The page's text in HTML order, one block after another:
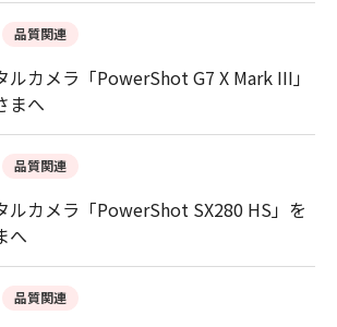
品質関連
ルカメラ「PowerShot G7 X Mark III」
まへ
品質関連
ルカメラ「PowerShot SX280 HS」を
へ
品質関連